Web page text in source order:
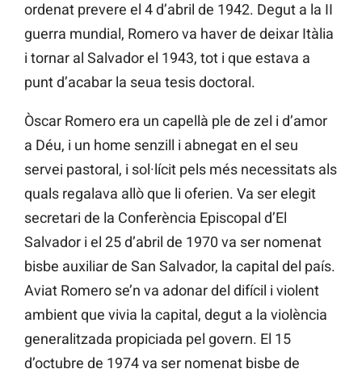
ordenat prevere el 4 d’abril de 1942. Degut a la II
guerra mundial, Romero va haver de deixar Itàlia
i tornar al Salvador el 1943, tot i que estava a
punt d’acabar la seua tesis doctoral.
Òscar Romero era un capellà ple de zel i d’amor
a Déu, i un home senzill i abnegat en el seu
servei pastoral, i sol·lícit pels més necessitats als
quals regalava allò que li oferien. Va ser elegit
secretari de la Conferència Episcopal d’El
Salvador i el 25 d’abril de 1970 va ser nomenat
bisbe auxiliar de San Salvador, la capital del país.
Aviat Romero se’n va adonar del difícil i violent
ambient que vivia la capital, degut a la violència
generalitzada propiciada pel govern. El 15
d’octubre de 1974 va ser nomenat bisbe de